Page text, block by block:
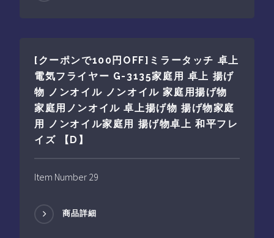
[クーポンで100円OFF]ミラータッチ 卓上
電気フライヤー G-3135家庭用 卓上 揚げ
物 ノンオイル ノンオイル 家庭用揚げ物
家庭用ノンオイル 卓上揚げ物 揚げ物家庭
用 ノンオイル家庭用 揚げ物卓上 和平フレ
イズ 【D】
Item Number 29
商品詳細